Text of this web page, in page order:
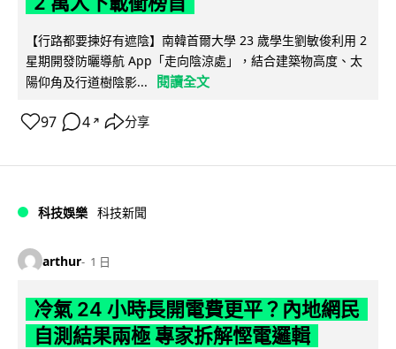
【行路都要揀好有遮陰】南韓首爾大學 23 歲學生劉敏俊利用 2
星期開發防曬導航 App「走向陰涼處」，結合建築物高度、太
陽仰角及行道樹陰影...
閱讀全文
97 4 ↗ 分享
科技娛樂 科技新聞
arthur 1 日
冷氣 24 小時長開電費更平？內地網民
自測結果兩極 專家拆解慳電邏輯